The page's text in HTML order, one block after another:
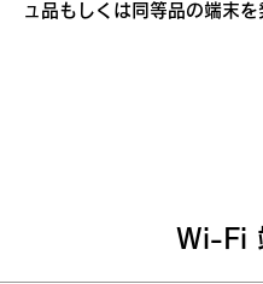
ュ品もしくは同等品の端末を
Wi-Fi